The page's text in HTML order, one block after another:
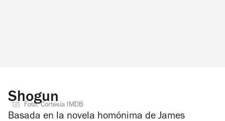
Shogun
Foto: Cortesía IMDB
Basada en la novela homónima de James